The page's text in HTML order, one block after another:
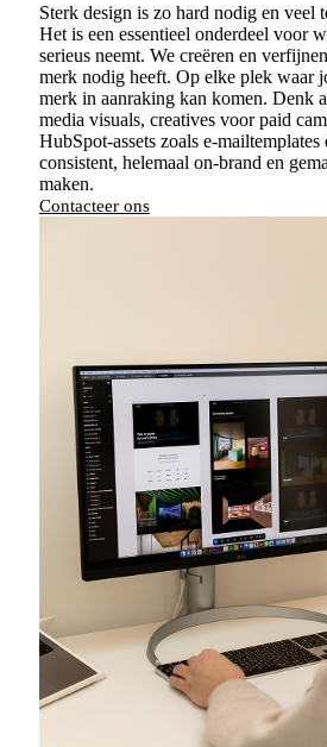
Sterk design is zo hard nodig en veel
Het is een essentieel onderdeel voor
serieus neemt. We creëren en
merk nodig heeft. Op elke plek waar
merk in aanraking kan komen. Denk
media visuals, creatives voor paid
HubSpot-assets zoals e-
consistent, helemaal on-brand en
maken.
Contacteer ons